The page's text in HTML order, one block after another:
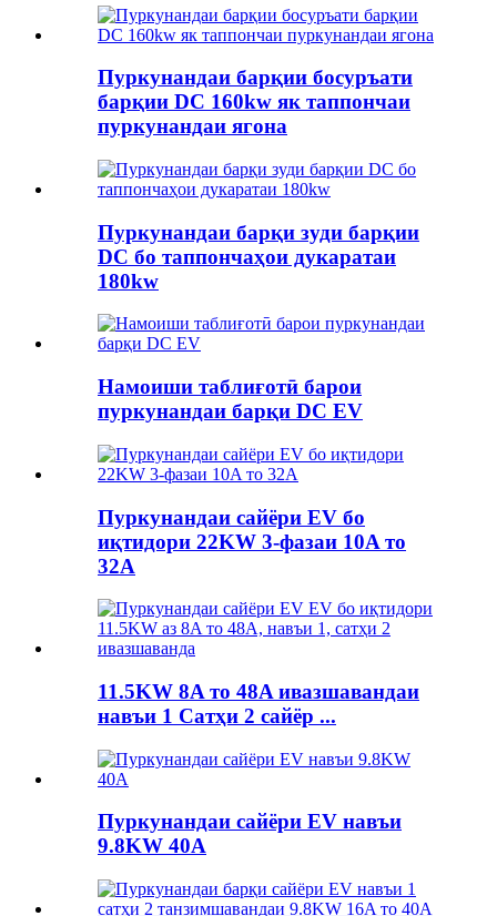
Пуркунандаи барқии босуръати
барқии DC 160kw як таппончаи
пуркунандаи ягона
Пуркунандаи барқи зуди барқии
DC бо таппончаҳои дукаратаи
180kw
Намоиши таблиғотӣ барои
пуркунандаи барқи DC EV
Пуркунандаи сайёри EV бо
иқтидори 22KW 3-фазаи 10A то
32A
11.5KW 8A то 48A ивазшавандаи
навъи 1 Сатҳи 2 сайёр ...
Пуркунандаи сайёри EV навъи
9.8KW 40A